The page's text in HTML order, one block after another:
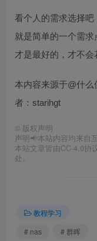
看个人的需求选择
就是简单的一个需
才是最好的，才不会
本内容来源于@什
者：starihgt
© 版权声明
声明📢本站内容均来自
本站文章皆由CC-4.0协
处。
教程学习
# nas
# 群晖